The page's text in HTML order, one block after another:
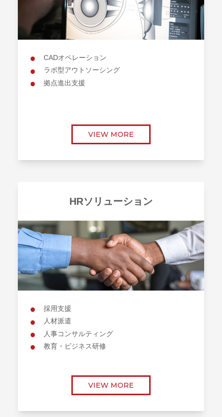
CADオペレーション
ラボ型アウトソーシング
拠点進出支援
VIEW MORE
HRソリューション
採用支援
人材派遣
人事コンサルティング
教育・ビジネス研修
VIEW MORE